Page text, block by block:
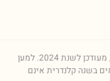
לשנת2024. למען
שמות שהופיעו פחות מ-5 פעמים בשנה קלנדרית אינם